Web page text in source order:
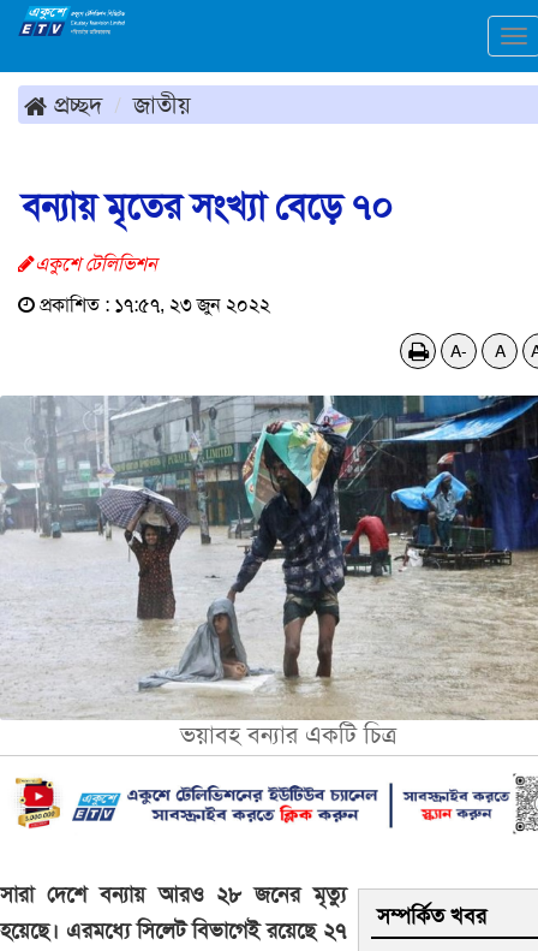
প্রচ্ছদ জাতীয়
বন্যায় মৃতের সংখ্যা বেড়ে ৭০
একুশে টেলিভিশন
প্রকাশিত : ১৭:৫৭, ২৩ জুন ২০২২
A- A
ভয়াবহ বন্যার একটি চিত্র
সম্পর্কিত খবর
সারা দেশে বন্যায় আরও ২৮ জনের মৃত্যু
হয়েছে। এরমধ্যে সিলেট বিভাগেই রয়েছে ২৭